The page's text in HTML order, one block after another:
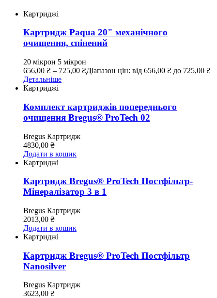
Картриджі
Картридж Paqua 20" механічного
очищення, спінений
20 мікрон 5 мікрон
656,00 ₴ – 725,00 ₴Діапазон цін: від 656,00 ₴ до 725,00 ₴
Детальніше
Картриджі
Комплект картриджів попереднього
очищення Bregus® ProTech 02
Bregus Картридж
4830,00 ₴
Додати в кошик
Картриджі
Картридж Bregus® ProTech Постфільтр-
Мінералізатор 3 в 1
Bregus Картридж
2013,00 ₴
Додати в кошик
Картриджі
Картридж Bregus® ProTech Постфільтр
Nanosilver
Bregus Картридж
3623,00 ₴